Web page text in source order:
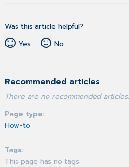
Was this article helpful?
Yes
No
Recommended articles
There are no recommended articles.
Page type
How-to
Tags
This page has no tags.